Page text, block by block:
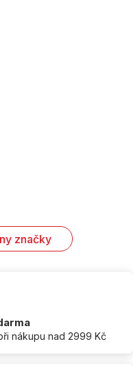
značky
nákupu nad 2999 Kč